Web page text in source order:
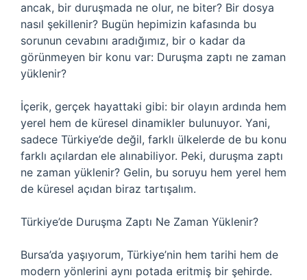
ancak, bir duruşmada ne olur, ne biter? Bir dosya
nasıl şekillenir? Bugün hepimizin kafasında bu
sorunun cevabını aradığımız, bir o kadar da
görünmeyen bir konu var: Duruşma zaptı ne zaman
yüklenir?
İçerik, gerçek hayattaki gibi: bir olayın ardında hem
yerel hem de küresel dinamikler bulunuyor. Yani,
sadece Türkiye’de değil, farklı ülkelerde de bu konu
farklı açılardan ele alınabiliyor. Peki, duruşma zaptı
ne zaman yüklenir? Gelin, bu soruyu hem yerel hem
de küresel açıdan biraz tartışalım.
Türkiye’de Duruşma Zaptı Ne Zaman Yüklenir?
Bursa’da yaşıyorum, Türkiye’nin hem tarihi hem de
modern yönlerini aynı potada eritmiş bir şehirde.